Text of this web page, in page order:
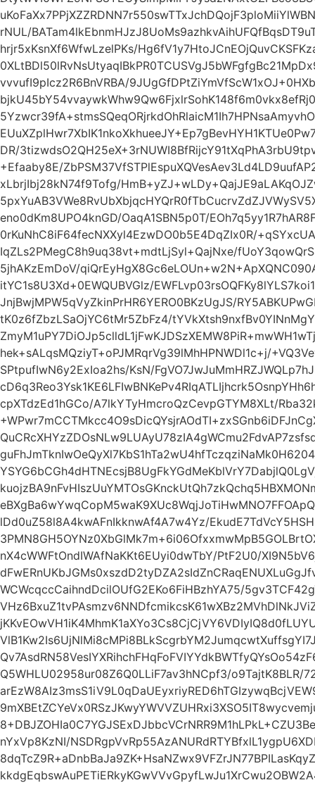
rNUL/
hrjr5xKsnXf6WfwLzelPKs/
vvvufI9pIcz2R6BnVRBA/
DR/
+Efaaby8E/
xLbrjIbj28kN74f9Tofg/
eno0dKm8UPO4knGD/OaqA1SBN5p0T/
0rKuNhC8iF64fecNXXyl4EzwDO0b5E4DqZIx0R/
IqZLs2PMegC8h9uq38vt+mdtLjSyl+QajNxe/
5jhAKzEmDoV/
itYC1s8U3Xd+0EWQUBVGlz/
JnjBwjMPW5qVyZkinPrHR6YERO0BKzUgJS/
tK0z6fZbzLSaOjYC6tMr5ZbFz4/
hek+sALqsMQziyT+oPJMRqrVg39lMhHPNWDl1c+j/
SPtpufIwN6y2ExIoa2hs/KsN/
cpXTdzEd1hGCo/A7lkYTyHmcroQzCevpGTYM8XLt/
lDd0uZ58l8A4kwAFnIkknwAf4A7w4Yz/
nX4cWWFtOndIWAfNaKKt6EUyi0dwTbY/PtF2U0/
WCWcqccCaihndDcilOUfG2EKo6FiHBzhYA75/
Q5WHLU02958ur08Z6Q0LLiF7av3hNCpf3/o9TajtK8BLR/
nYxVp8KzNI/